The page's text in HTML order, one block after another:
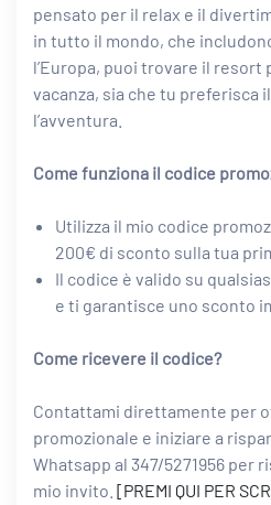
pensato per il relax e il
in tutto il mondo, che
l’Europa, puoi trovare il
vacanza, sia che tu preferisca
l’avventura.
Come funziona il codice
Utilizza il mio codice
200€ di sconto sulla tua
Il codice è valido su
e ti garantisce uno sconto
Come ricevere il codice?
Contattami direttamente per
promozionale e iniziare a
Whatsapp al 347/5271956 per
mio invito. [PREMI QUI PER